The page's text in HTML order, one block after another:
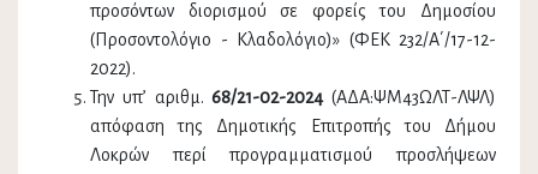
προσόντων διορισμού σε φορείς του Δημοσίου
(Προσοντολόγιο - Κλαδολόγιο)» (ΦΕΚ 232/Α΄/17-12-
2022).
Την υπ’ αριθμ.68/21-02-2024 (ΑΔΑ:ΨΜ43ΩΛΤ-ΛΨΛ)
απόφαση της Δημοτικής Επιτροπής του Δήμου
Λοκρών περί προγραμματισμού προσλήψεων